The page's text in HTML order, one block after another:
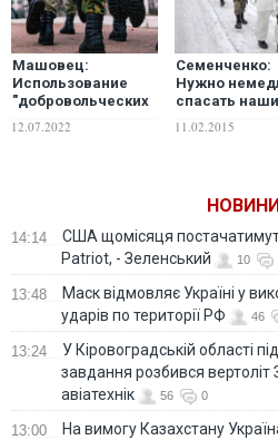
Машовец:
Использование
"добровольческих
батальонов" может
командования
12.07.2022
Семенченко:
Нужно
спасать
Дебальцево.
11.02.2015
14:14
США щомісяця
Patriot, - Зеленський
10
13:48
Маск відмовляє Україні у
ударів по території РФ
46
13:24
У Кіровоградській області
завдання розбився
авіатехнік
56 0
13:00
На вимогу Казахстану